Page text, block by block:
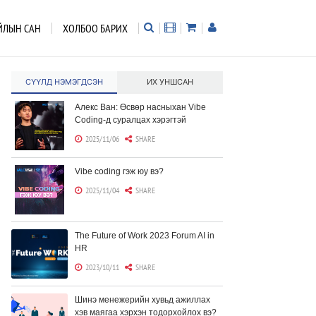
САН ХОЛБОО БАРИХ
СҮҮЛД НЭМЭГДСЭН ИХ УНШСАН
Алекс Ван: Өсвөр насныхан Vibe
Coding-д суралцах хэрэгтэй
2025/11/06 SHARE
Vibe coding гэж юу вэ?
2025/11/04 SHARE
The Future of Work 2023 Forum AI in
HR
2023/10/11 SHARE
Шинэ менежерийн хувьд ажиллах
хэв маягаа хэрхэн тодорхойлох вэ?